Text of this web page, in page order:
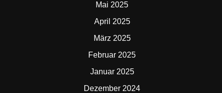
Mai 2025
April 2025
März 2025
Februar 2025
Januar 2025
Dezember 2024